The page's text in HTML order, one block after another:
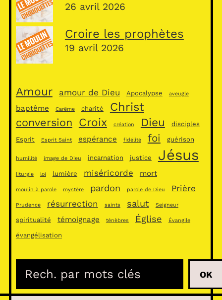
26 avril 2026
Croire les prophètes
19 avril 2026
Amour amour de Dieu Apocalypse aveugle
baptême Carême charité Christ
conversion Croix création Dieu disciples
Esprit Esprit Saint espérance fidélité foi guérison
humilité image de Dieu incarnation justice Jésus
liturgie loi lumière miséricorde mort
moulin à parole mystère pardon parole de Dieu Prière
Prudence résurrection saints salut Seigneur
spiritualité témoignage ténèbres Église Évangile
évangélisation
c
OK